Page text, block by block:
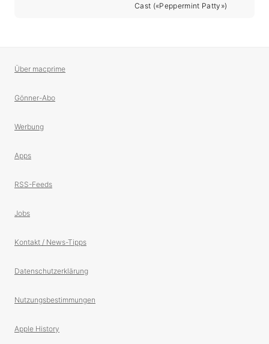
Cast («Peppermint Patty»)
Über macprime
Gönner-Abo
Werbung
Apps
RSS-Feeds
Jobs
Kontakt / News-Tipps
Datenschutzerklärung
Nutzungsbestimmungen
Apple History